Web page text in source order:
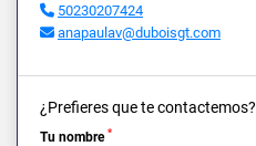
50230207424
anapaulav@duboisgt.com
¿Prefieres que te contactemos?
Tu nombre *